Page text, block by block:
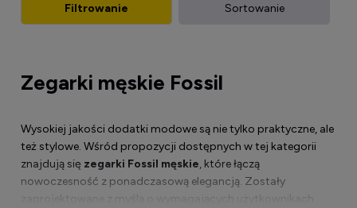
Filtrowanie Sortowanie
Zegarki męskie Fossil
Wysokiej jakości dodatki modowe są nie tylko praktyczne, ale
też stylowe. Wśród propozycji dostępnych w tej kategorii
znajdują się zegarki Fossil męskie, które łączą
nowoczesność z ponadczasową elegancją. Zostały
zaprojektowane z myślą o wymagających użytkownikach